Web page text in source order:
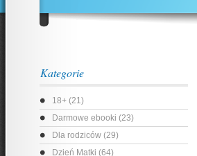
Kategorie
18+ (21)
Darmowe ebooki (23)
Dla rodziców (29)
Dzień Matki (64)